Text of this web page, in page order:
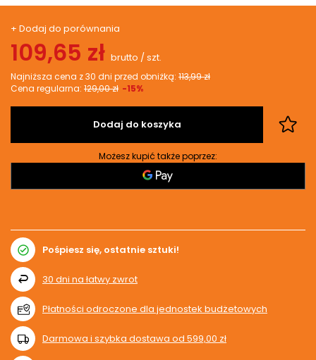
+ Dodaj do porównania
109,65 zł brutto / szt.
Najniższa cena z 30 dni przed obniżką: 113,99 zł
Cena regularna: 129,00 zł -15%
Dodaj do koszyka
Możesz kupić także poprzez:
Pośpiesz się, ostatnie sztuki!
30 dni na łatwy zwrot
Płatności odroczone dla jednostek budżetowych
Darmowa i szybka dostawa od 599,00 zł